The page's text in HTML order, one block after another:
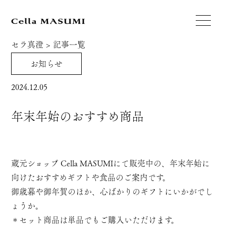
セラ真澄 > 記事一覧
お知らせ
2024.12.05
年末年始のおすすめ商品
蔵元ショップ Cella MASUMIにて販売中の、年末年始に
向けたおすすめギフトや食品のご案内です。
御歳暮や御年賀のほか、心ばかりのギフトにいかがでし
ょうか。
＊セット商品は単品でもご購入いただけます。